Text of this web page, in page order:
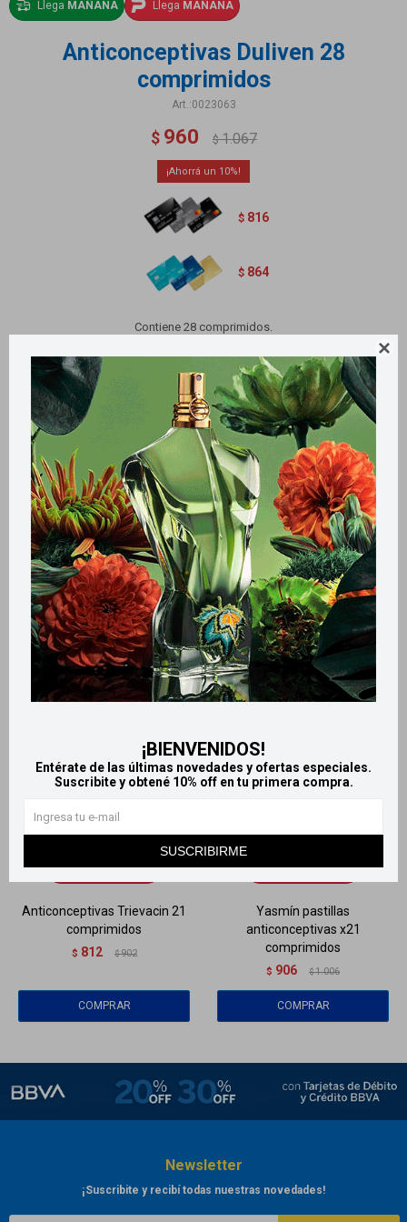

¡BIENVENIDOS!
Entérate de las últimas novedades y ofertas especiales.
Suscribite y obtené 10% off en tu primera compra.
SUSCRIBIRME
Llega MAÑANA Llega MAÑANA
Anticonceptivas Duliven 28
comprimidos
0023063
$ 960 $ 1.067
10
$ 816
$ 864
Contiene 28 comprimidos.
Métodos y costos de envío
Retiros gratuitos en tiendas
CARACTERÍSTICAS
Formato Comprimidos
Productos que te pueden interesar
LlegaMAÑANA
LlegaMAÑANA
Anticonceptivas Trievacin 21
comprimidos
$ 812 $ 902
LlegaMAÑANA
LlegaMAÑANA
Yasmín pastillas
anticonceptivas x21
comprimidos
$ 906 $ 1.006
Newsletter
¡Suscribite y recibí todas nuestras novedades!